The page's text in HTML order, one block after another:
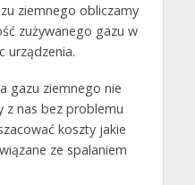
ziemnego obliczamy
zużywanego gazu w
urządzenia.
gazu ziemnego nie
z nas bez problemu
koszty jakie
ze spalaniem